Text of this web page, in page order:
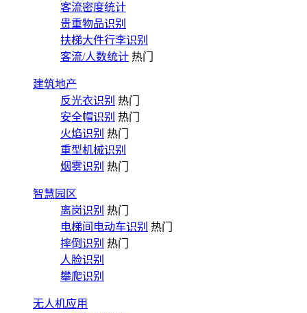
客流密度统计
贵重物品识别
扶梯大件行李识别
客流/人数统计 热门
建筑地产
反光衣识别 热门
安全帽识别 热门
火焰识别 热门
重型机械识别
烟雾识别 热门
智慧园区
离岗识别 热门
电梯间电动车识别 热门
摔倒识别 热门
人脸识别
攀爬识别
无人机应用